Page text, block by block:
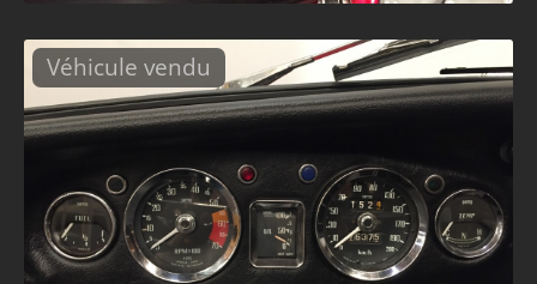
Véhicule vendu